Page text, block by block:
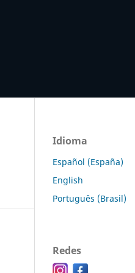
Idioma
Español (España)
English
Português (Brasil)
Redes